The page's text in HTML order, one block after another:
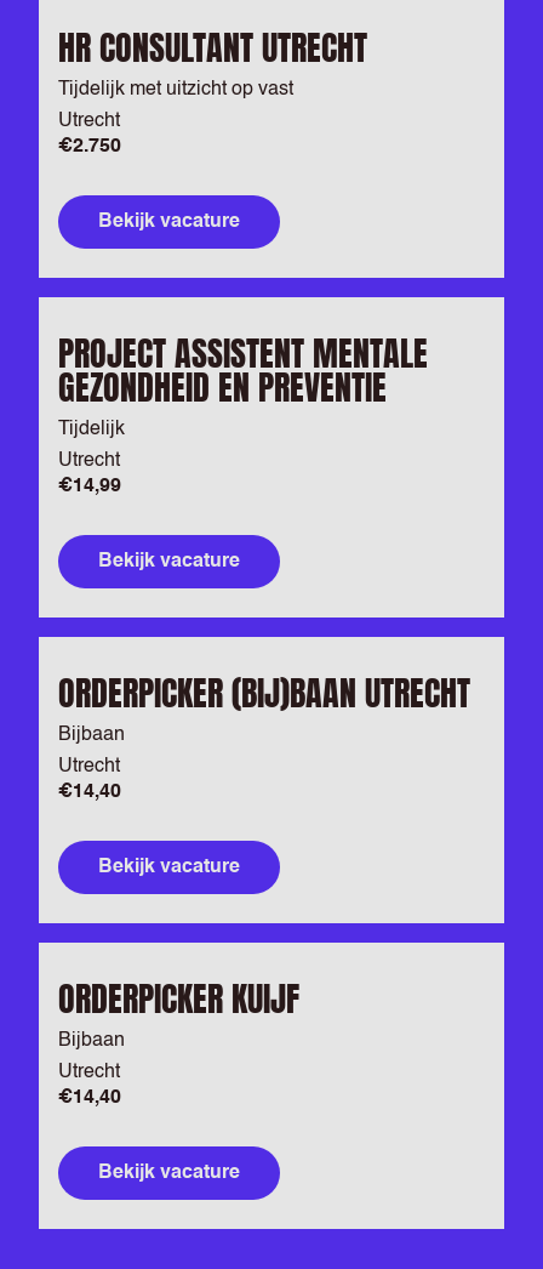
HR CONSULTANT UTRECHT
Tijdelijk met uitzicht op vast
Utrecht
€2.750
Bekijk vacature
PROJECT ASSISTENT MENTALE
GEZONDHEID EN PREVENTIE
Tijdelijk
Utrecht
€14,99
Bekijk vacature
ORDERPICKER (BIJ)BAAN UTRECHT
Bijbaan
Utrecht
€14,40
Bekijk vacature
ORDERPICKER KUIJF
Bijbaan
Utrecht
€14,40
Bekijk vacature